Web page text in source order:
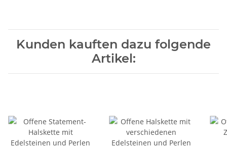
Kunden kauften dazu folgende
Artikel: